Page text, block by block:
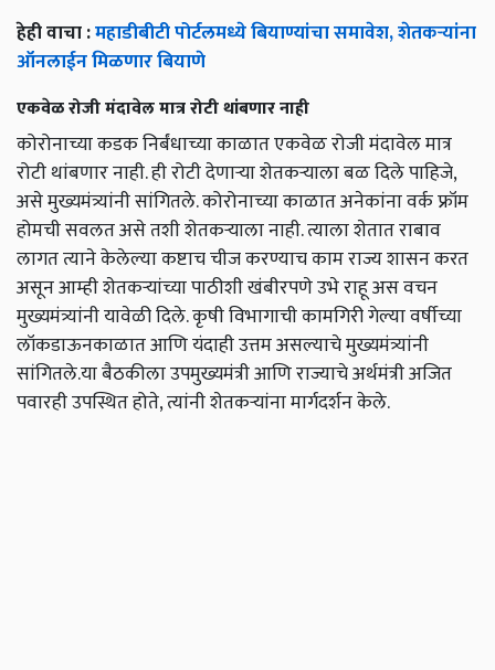
हेही वाचा :महाडीबीटी पोर्टलमध्ये बियाण्यांचा समावेश, शेतकऱ्यांना
ऑनलाईन मिळणार बियाणे
एकवेळ रोजी मंदावेल मात्र रोटी थांबणार नाही
कोरोनाच्या कडक निर्बंधाच्या काळात एकवेळ रोजी मंदावेल मात्र
रोटी थांबणार नाही. ही रोटी देणाऱ्या शेतकऱ्याला बळ दिले पाहिजे,
असे मुख्यमंत्र्यांनी सांगितले. कोरोनाच्या काळात अनेकांना वर्क फ्रॉम
होमची सवलत असे तशी शेतकऱ्याला नाही. त्याला शेतात राबाव
लागत त्याने केलेल्या कष्टाच चीज करण्याच काम राज्य शासन करत
असून आम्ही शेतकऱ्यांच्या पाठीशी खंबीरपणे उभे राहू अस वचन
मुख्यमंत्र्यांनी यावेळी दिले. कृषी विभागाची कामगिरी गेल्या वर्षीच्या
लॉकडाऊनकाळात आणि यंदाही उत्तम असल्याचे मुख्यमंत्र्यांनी
सांगितले.या बैठकीला उपमुख्यमंत्री आणि राज्याचे अर्थमंत्री अजित
पवारही उपस्थित होते, त्यांनी शेतकऱ्यांना मार्गदर्शन केले.